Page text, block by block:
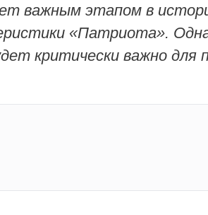
важным этапом в
«Патриота».
критически важно для